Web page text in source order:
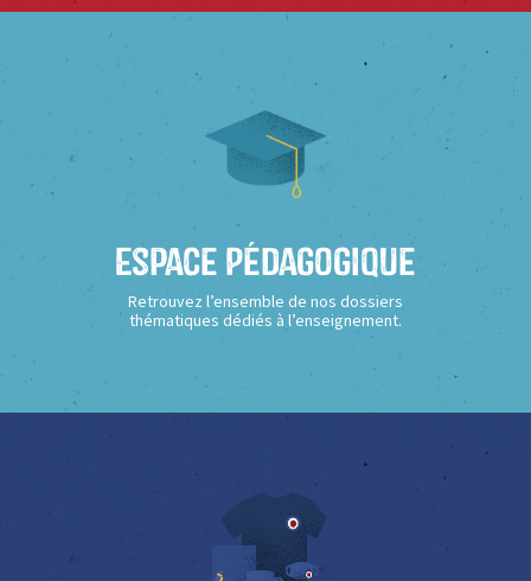
Espace Pédagogique
Retrouvez l’ensemble de nos dossiers
thématiques dédiés à l’enseignement.